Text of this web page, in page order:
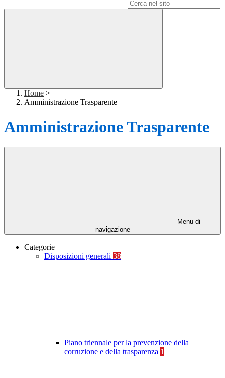
Home >
Amministrazione Trasparente
Amministrazione Trasparente
Menu di
navigazione
Categorie
Disposizioni generali 38
Piano triennale per la prevenzione della
corruzione e della trasparenza 1